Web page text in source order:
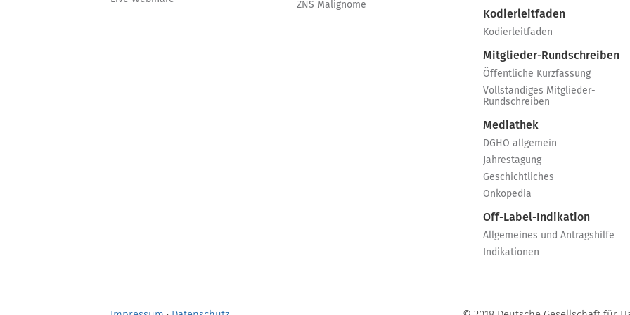
ZNS Malignome
Kodierleitfaden
Kodierleitfaden
Mitglieder-Rundschreiben
Öffentliche Kurzfassung
Vollständiges Mitglieder-
Rundschreiben
Mediathek
DGHO allgemein
Jahrestagung
Geschichtliches
Onkopedia
Off-Label-Indikation
Allgemeines und Antragshilfe
Indikationen